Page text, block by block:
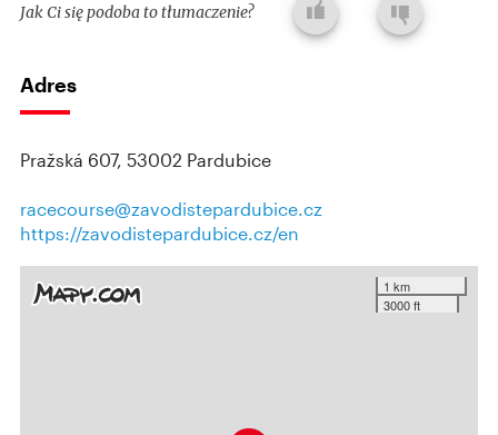
Jak Ci się podoba to tłumaczenie?
Adres
Pražská 607, 53002 Pardubice
racecourse@zavodistepardubice.cz
https://zavodistepardubice.cz/en
1 km
3000 ft